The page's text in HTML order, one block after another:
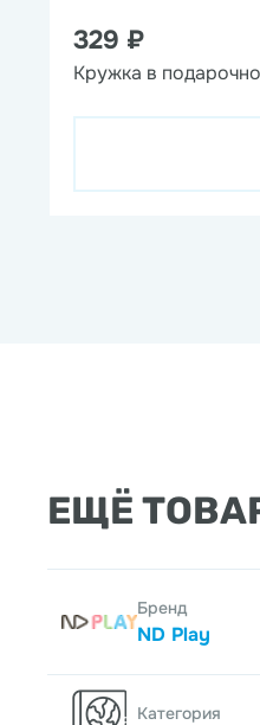
329 ₽
Кружка в
ЕЩЁ
Бренд
ND Play
Категория